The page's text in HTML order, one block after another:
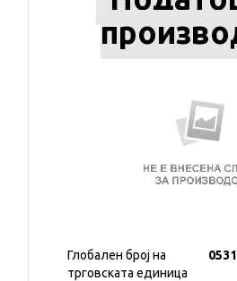
Глобален број на
трговската единица